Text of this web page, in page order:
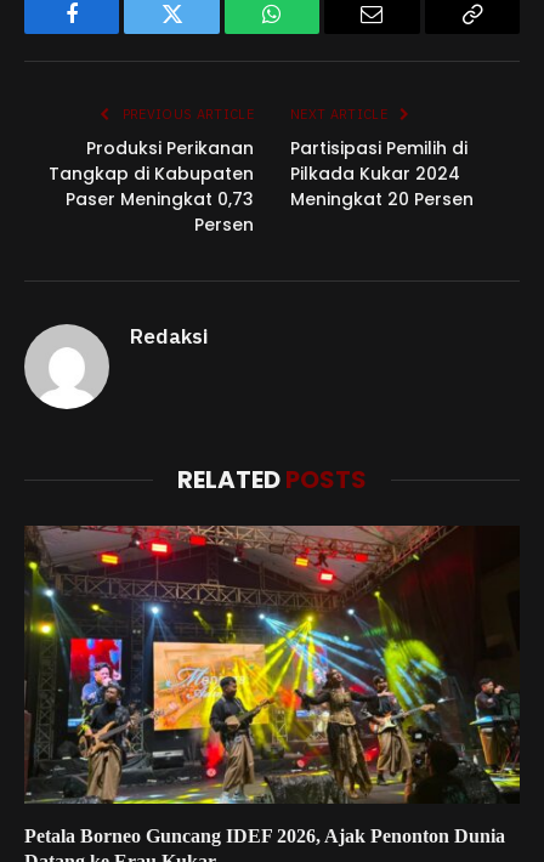
Facebook Twitter WhatsApp Email
Copy
PREVIOUS ARTICLE
Produksi Perikanan
Tangkap di Kabupaten
Paser Meningkat 0,73
Persen
NEXT ARTICLE
Partisipasi Pemilih di
Pilkada Kukar 2024
Meningkat 20 Persen
Redaksi
RELATEDPOSTS
Petala Borneo Guncang IDEF 2026, Ajak Penonton Dunia